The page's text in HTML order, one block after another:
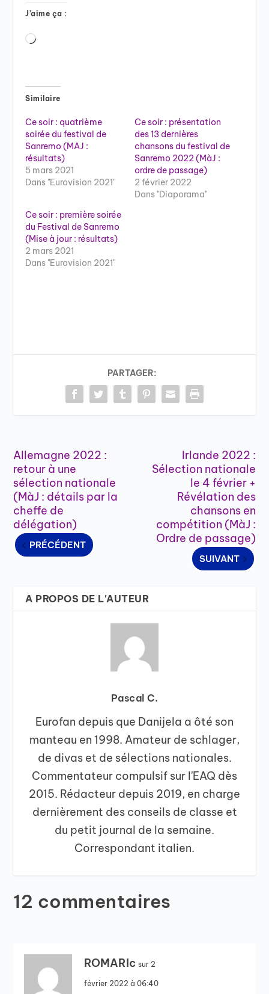
J’aime ça :
Chargement…
Similaire
Ce soir : quatrième
soirée du festival de
Sanremo (MAJ :
résultats)
5 mars 2021
Dans "Eurovision 2021"
Ce soir : présentation
des 13 dernières
chansons du festival de
Sanremo 2022 (MàJ :
ordre de passage)
2 février 2022
Dans "Diaporama"
Ce soir : première soirée
du Festival de Sanremo
(Mise à jour : résultats)
2 mars 2021
Dans "Eurovision 2021"
PARTAGER:
Allemagne 2022 :
retour à une
sélection nationale
(MàJ : détails par la
cheffe de
délégation)
PRÉCÉDENT
Irlande 2022 :
Sélection nationale
le 4 février +
Révélation des
chansons en
compétition (MàJ :
Ordre de passage)
SUIVANT
A PROPOS DE L'AUTEUR
Pascal C.
Eurofan depuis que Danijela a ôté son
manteau en 1998. Amateur de schlager,
de divas et de sélections nationales.
Commentateur compulsif sur l'EAQ dès
2015. Rédacteur depuis 2019, en charge
dernièrement des conseils de classe et
du petit journal de la semaine.
Correspondant italien.
12 commentaires
ROMARIc sur 2
février 2022 à 06:40